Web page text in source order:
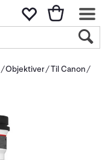
Objektiver Til Canon